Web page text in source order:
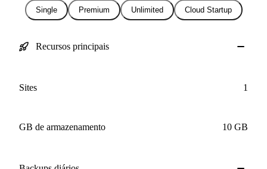
Single Premium Unlimited Cloud Startup
Recursos principais
Sites 1
GB de armazenamento 10 GB